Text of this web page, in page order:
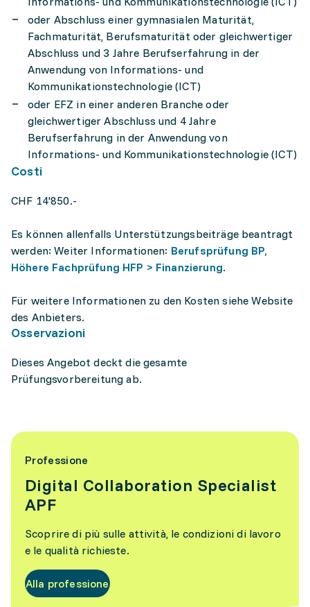
oder Abschluss einer gymnasialen Maturität,
Fachmaturität, Berufsmaturität oder gleichwertiger
Abschluss und 3 Jahre Berufserfahrung in der
Anwendung von Informations- und
Kommunikationstechnologie (ICT)
oder EFZ in einer anderen Branche oder
gleichwertiger Abschluss und 4 Jahre
Berufserfahrung in der Anwendung von
Informations- und Kommunikationstechnologie (ICT)
Costi
CHF 14'850.-
Es können allenfalls Unterstützungsbeiträge beantragt
werden: Weiter Informationen: Berufsprüfung BP,
Höhere Fachprüfung HFP > Finanzierung.
Für weitere Informationen zu den Kosten siehe Website
des Anbieters.
Osservazioni
Dieses Angebot deckt die gesamte
Prüfungsvorbereitung ab.
Professione
Digital Collaboration Specialist
APF
Scoprire di più sulle attività, le condizioni di lavoro
e le qualità richieste.
Alla professione